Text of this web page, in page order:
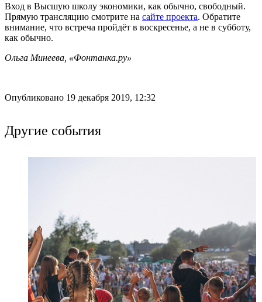
Вход в Высшую школу экономики, как обычно, свободный.
Прямую трансляцию смотрите на сайте проекта. Обратите
внимание, что встреча пройдёт в воскресенье, а не в субботу,
как обычно.
Ольга Минеева, «Фонтанка.ру»
Опубликовано 19 декабря 2019, 12:32
Другие события